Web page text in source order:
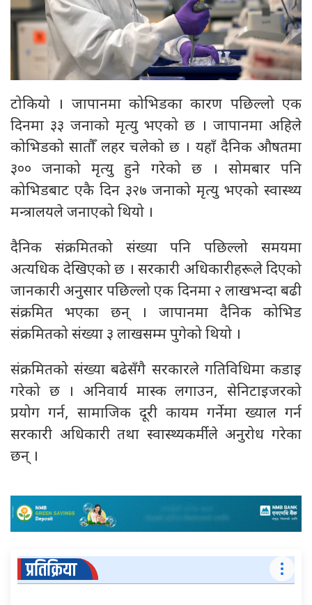
टोकियो । जापानमा कोभिडका कारण पछिल्लो एक
दिनमा ३३ जनाको मृत्यु भएको छ । जापानमा अहिले
कोभिडको सातौँ लहर चलेको छ । यहाँ दैनिक औषतमा
३०० जनाको मृत्यु हुने गरेको छ । सोमबार पनि
कोभिडबाट एकै दिन ३२७ जनाको मृत्यु भएको स्वास्थ्य
मन्त्रालयले जनाएको थियो ।
दैनिक संक्रमितको संख्या पनि पछिल्लो समयमा
अत्यधिक देखिएको छ । सरकारी अधिकारीहरूले दिएको
जानकारी अनुसार पछिल्लो एक दिनमा २ लाखभन्दा बढी
संक्रमित भएका छन् । जापानमा दैनिक कोभिड
संक्रमितको संख्या ३ लाखसम्म पुगेको थियो ।
संक्रमितको संख्या बढेसँगै सरकारले गतिविधिमा कडाइ
गरेको छ । अनिवार्य मास्क लगाउन, सेनिटाइजरको
प्रयोग गर्न, सामाजिक दूरी कायम गर्नेमा ख्याल गर्न
सरकारी अधिकारी तथा स्वास्थ्यकर्मीले अनुरोध गरेका
छन् ।
प्रतिक्रिया